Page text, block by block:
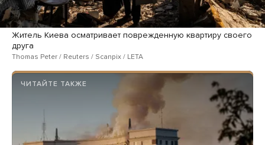
Житель Киева осматривает поврежденную квартиру своего
друга
Thomas Peter / Reuters / Scanpix / LETA
ЧИТАЙТЕ ТАКЖЕ